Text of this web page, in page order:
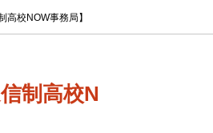
校NOW事務局】
制高校N